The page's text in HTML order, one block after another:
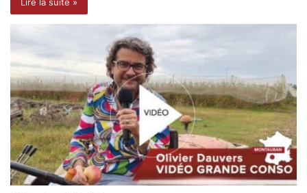
Lire la suite »